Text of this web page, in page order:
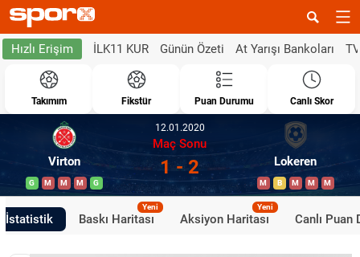
Hızlı Erişim İLK11 KUR Günün Özeti At Yarışı Bankoları
Takımım Fikstür Puan Durumu Canlı Skor
Virton
G M M M G
12.01.2020
Maç Sonu
1 - 2 Lokeren
M B M M M
İstatistik Baskı Haritası
Yeni
Aksiyon Haritası
Yeni
Canlı Puan